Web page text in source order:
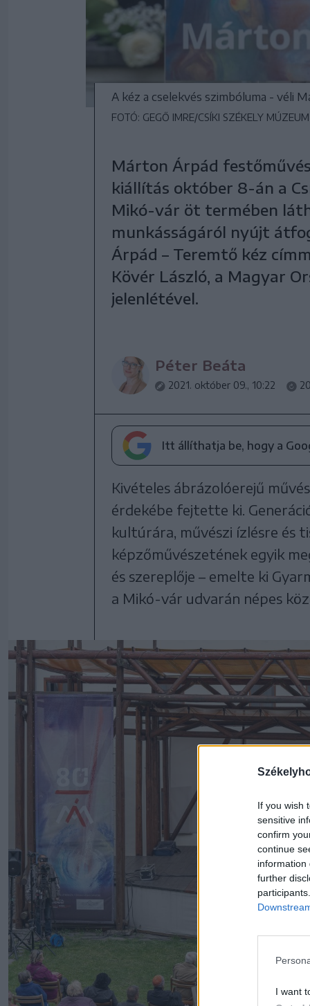
If you wish
sensitive
confirm
continue
information
further
I want
A kéz a cselekvés szimbóluma - véli
FOTÓ: GEGŐ IMRE/CSÍKI SZÉKELY MÚZEUM
Márton Árpád
kiállítás október 8-án a
Mikó-vár öt termében
munkásságáról nyújt
Árpád – Teremtő kéz
Kövér László, a Magyar
jelenlétével.
Péter Beáta
2021. október 09., 10:22
Itt állíthatja be, hogy a
Kivételes ábrázolóerejű
érdekébe fejtette ki.
kultúrára, művészi ízlésre és
képzőművészetének egyik
és szereplője – emelte ki
a Mikó-vár udvarán népes